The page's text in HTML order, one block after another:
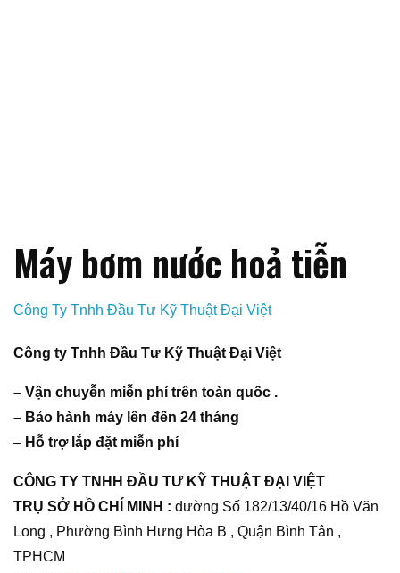
Máy bơm nước hoả tiễn
Công Ty Tnhh Đầu Tư Kỹ Thuật Đại Việt
Công ty Tnhh Đầu Tư Kỹ Thuật Đại Việt
– Vận chuyễn miễn phí trên toàn quốc .
– Bảo hành máy lên đến 24 tháng
– Hỗ trợ lắp đặt miễn phí
CÔNG TY TNHH ĐẦU TƯ KỸ THUẬT ĐẠI VIỆT
TRỤ SỞ HỒ CHÍ MINH : đường Số 182/13/40/16 Hồ Văn
Long , Phường Bình Hưng Hòa B , Quận Bình Tân ,
TPHCM